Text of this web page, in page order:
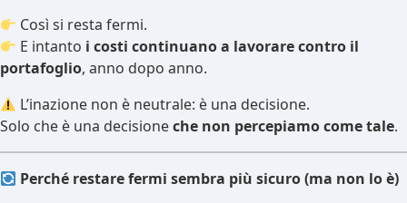
Così si resta fermi.
E intanto i costi continuano a lavorare contro il
portafoglio, anno dopo anno.
L’inazione non è neutrale: è una decisione.
Solo che è una decisioneche non percepiamo come tale.
Perché restare fermi sembra più sicuro (ma non lo è)